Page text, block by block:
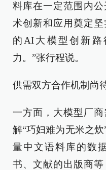
料库在一定范围内
术创新和应用奠定
的AI大模型创新
力。”张行程说。
供需双方合作机制尚
一方面，大模型厂
解“巧妇难为无米之
量中文语料库的数
书、文献的出版商